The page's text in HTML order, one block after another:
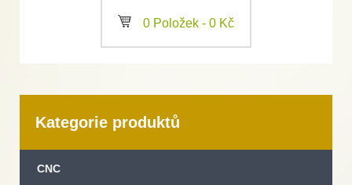
a 0 Položek - 0 Kč
Kategorie produktů
CNC